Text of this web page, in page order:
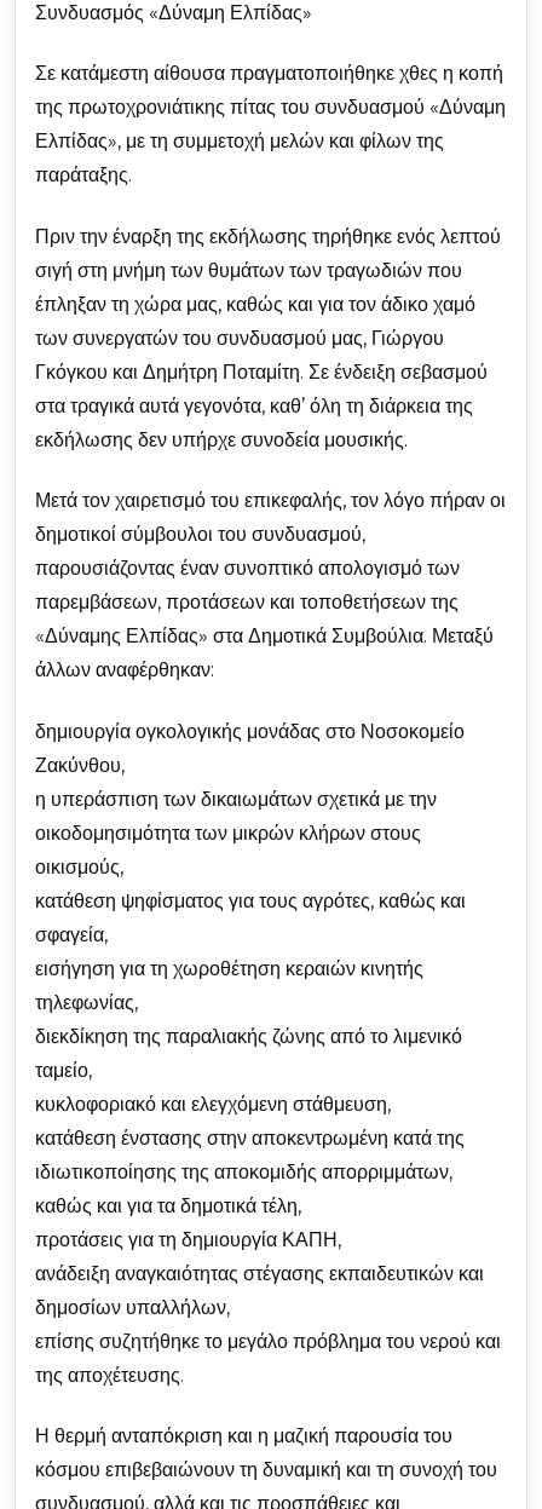
Συνδυασμός «Δύναμη Ελπίδας»
Σε κατάμεστη αίθουσα πραγματοποιήθηκε χθες η κοπή
της πρωτοχρονιάτικης πίτας του συνδυασμού «Δύναμη
Ελπίδας», με τη συμμετοχή μελών και φίλων της
παράταξης.
Πριν την έναρξη της εκδήλωσης τηρήθηκε ενός λεπτού
σιγή στη μνήμη των θυμάτων των τραγωδιών που
έπληξαν τη χώρα μας, καθώς και για τον άδικο χαμό
των συνεργατών του συνδυασμού μας, Γιώργου
Γκόγκου και Δημήτρη Ποταμίτη. Σε ένδειξη σεβασμού
στα τραγικά αυτά γεγονότα, καθ’ όλη τη διάρκεια της
εκδήλωσης δεν υπήρχε συνοδεία μουσικής.
Μετά τον χαιρετισμό του επικεφαλής, τον λόγο πήραν οι
δημοτικοί σύμβουλοι του συνδυασμού,
παρουσιάζοντας έναν συνοπτικό απολογισμό των
παρεμβάσεων, προτάσεων και τοποθετήσεων της
«Δύναμης Ελπίδας» στα Δημοτικά Συμβούλια. Μεταξύ
άλλων αναφέρθηκαν:
δημιουργία ογκολογικής μονάδας στο Νοσοκομείο
Ζακύνθου,
η υπεράσπιση των δικαιωμάτων σχετικά με την
οικοδομησιμότητα των μικρών κλήρων στους
οικισμούς,
κατάθεση ψηφίσματος για τους αγρότες, καθώς και
σφαγεία,
εισήγηση για τη χωροθέτηση κεραιών κινητής
τηλεφωνίας,
διεκδίκηση της παραλιακής ζώνης από το λιμενικό
ταμείο,
κυκλοφοριακό και ελεγχόμενη στάθμευση,
κατάθεση ένστασης στην αποκεντρωμένη κατά της
ιδιωτικοποίησης της αποκομιδής απορριμμάτων,
καθώς και για τα δημοτικά τέλη,
προτάσεις για τη δημιουργία ΚΑΠΗ,
ανάδειξη αναγκαιότητας στέγασης εκπαιδευτικών και
δημοσίων υπαλλήλων,
επίσης συζητήθηκε το μεγάλο πρόβλημα του νερού και
της αποχέτευσης.
Η θερμή ανταπόκριση και η μαζική παρουσία του
κόσμου επιβεβαιώνουν τη δυναμική και τη συνοχή του
συνδυασμού, αλλά και τις προσπάθειες και